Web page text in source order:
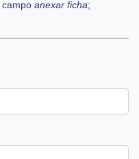
anexar ficha;